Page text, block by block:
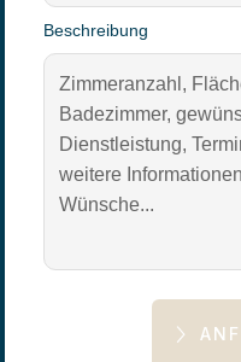
Beschreibung